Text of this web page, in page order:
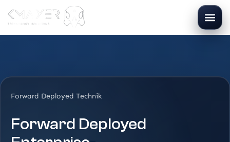
Forward Deployed Technik
Forward Deployed